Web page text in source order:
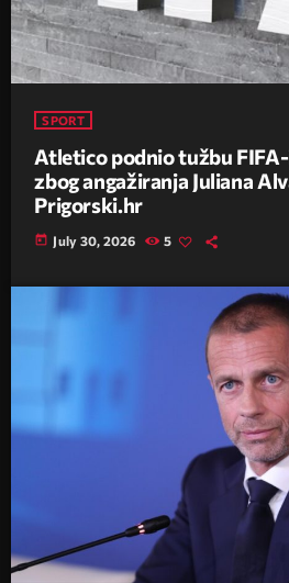
SPORT
Atletico podnio tužbu
zbog angažiranja Juliana
Prigorski.hr
today July 30, 2026 5